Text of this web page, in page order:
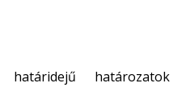
határozatok